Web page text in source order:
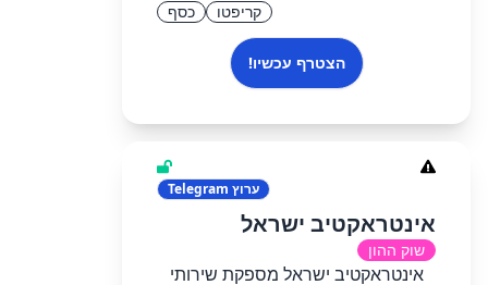
קריפטו כסף
הצטרף עכשיו!
ערוץ
אינטראקטיב ישראל
שוק ההון
אינטראקטיב ישראל מספקת שירותי